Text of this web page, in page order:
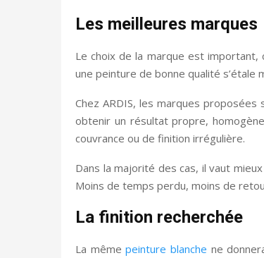
Les meilleures marques
Le choix de la marque est important,
une peinture de bonne qualité
Chez ARDIS, les marques
obtenir un résultat propre,
couvrance ou de finition irrégulière.
Dans la majorité des cas, il vaut
Moins de temps perdu, moins de
La finition recherchée
La mêmepeinture blanche ne